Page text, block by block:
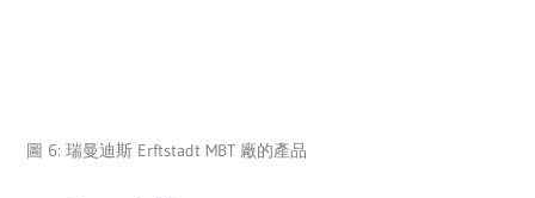
圖 6: 瑞曼迪斯 Erftstadt MBT 廠的產品